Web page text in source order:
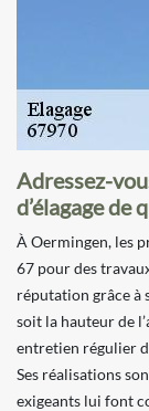
Adressez-
d’élagage de
À Oermingen, les
67 pour des
réputation grâce à
soit la hauteur de
entretien régulier
Ses réalisations
exigeants lui font